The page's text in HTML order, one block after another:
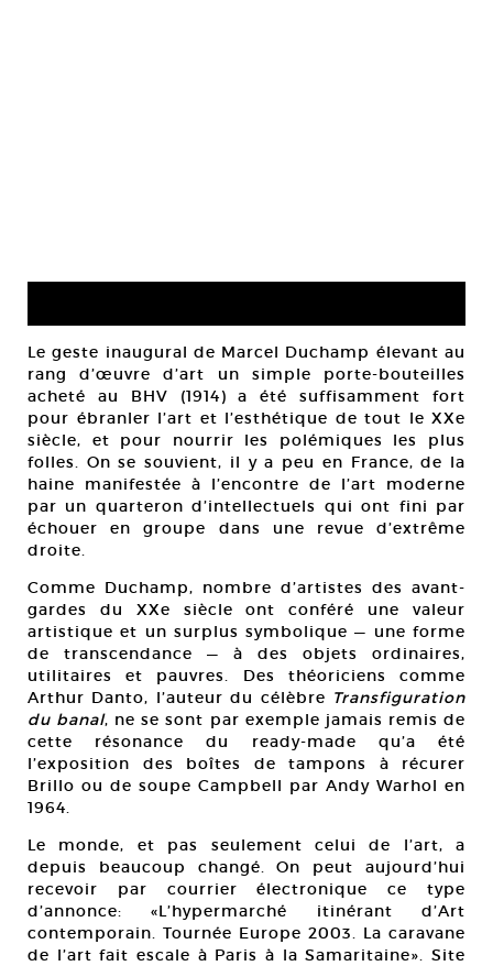
Le geste inaugural de Marcel Duchamp élevant au
rang d’œuvre d’art un simple porte-bouteilles
acheté au BHV (1914) a été suffisamment fort
pour ébranler l’art et l’esthétique de tout le XXe
siècle, et pour nourrir les polémiques les plus
folles. On se souvient, il y a peu en France, de la
haine manifestée à l’encontre de l’art moderne
par un quarteron d’intellectuels qui ont fini par
échouer en groupe dans une revue d’extrême
droite.
Comme Duchamp, nombre d’artistes des avant-
gardes du XXe siècle ont conféré une valeur
artistique et un surplus symbolique — une forme
de transcendance — à des objets ordinaires,
utilitaires et pauvres. Des théoriciens comme
Arthur Danto, l’auteur du célèbre Transfiguration
du banal, ne se sont par exemple jamais remis de
cette résonance du ready-made qu’a été
l’exposition des boîtes de tampons à récurer
Brillo ou de soupe Campbell par Andy Warhol en
1964.
Le monde, et pas seulement celui de l’art, a
depuis beaucoup changé. On peut aujourd’hui
recevoir par courrier électronique ce type
d’annonce: «L’hypermarché itinérant d’Art
contemporain. Tournée Europe 2003. La caravane
de l’art fait escale à Paris à la Samaritaine». Site